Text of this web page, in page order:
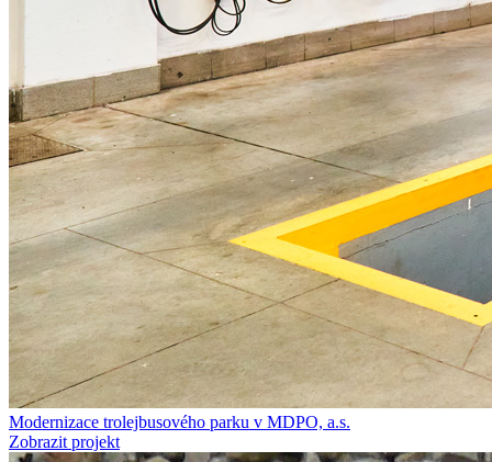
Modernizace trolejbusového parku v MDPO, a.s.
Zobrazit projekt